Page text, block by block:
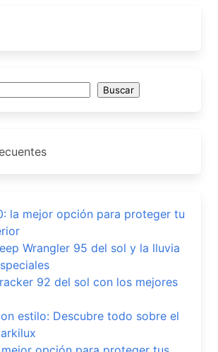
Buscar
la mejor opción para proteger tu
Wrangler 95 del sol y la lluvia
92 del sol con los mejores
estilo: Descubre todo sobre el